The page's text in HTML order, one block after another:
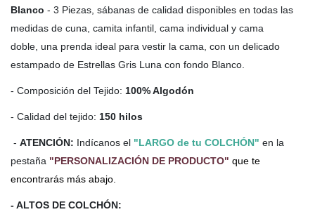
Blanco - 3 Piezas, sábanas de calidad disponibles en todas las
medidas de cuna, camita infantil, cama individual y cama
doble, una prenda ideal para vestir la cama, con un delicado
estampado de Estrellas Gris Luna con fondo Blanco.
- Composición del Tejido: 100% Algodón
- Calidad del tejido: 150 hilos
- ATENCIÓN: Indícanos el "LARGO de tu COLCHÓN" en la
pestaña "PERSONALIZACIÓN DE PRODUCTO" que te
encontrarás más abajo.
- ALTOS DE COLCHÓN: